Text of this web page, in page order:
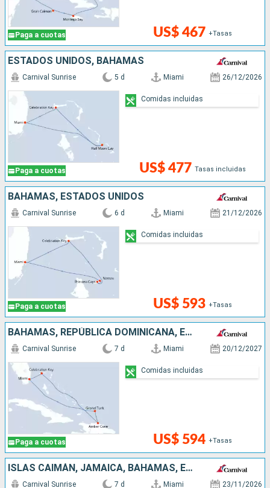
Paga a cuotas US$ 467 +Tasas
ESTADOS UNIDOS, BAHAMAS
Paga a cuotas
Carnival Sunrise 5 d Miami 26/12/2026
US$ 477 Tasas incluidas
Comidas incluidas
BAHAMAS, ESTADOS UNIDOS
Paga a cuotas
Carnival Sunrise 6 d Miami 21/12/2026
US$ 593 +Tasas
Comidas incluidas
BAHAMAS, REPÚBLICA DOMINICANA, ESTADOS UNIDOS
Paga a cuotas
Carnival Sunrise 7 d Miami 20/12/2027
US$ 594 +Tasas
Comidas incluidas
ISLAS CAIMÁN, JAMAICA, BAHAMAS, ESTADOS UNIDOS
Carnival Sunrise 7 d Miami 23/11/2026